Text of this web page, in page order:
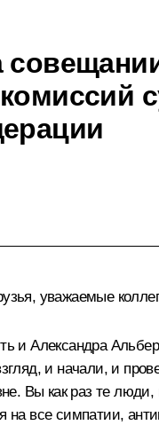
уважаемые
и Александра
и начали, и
Вы как раз те
на все симпатии,